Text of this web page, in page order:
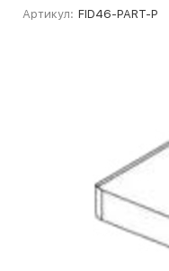
Артикул: FID46-PART-P